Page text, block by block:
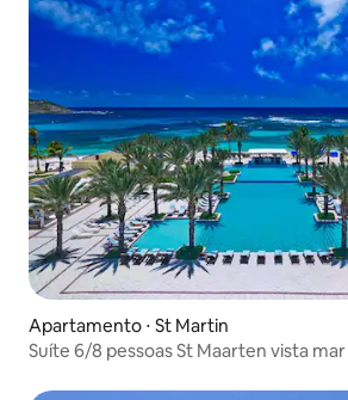
Apartamento ⋅ St Martin
Suíte 6/8 pessoas St Maarten vista mar